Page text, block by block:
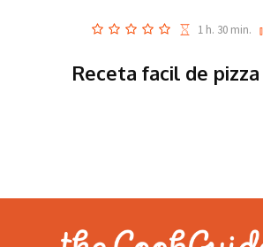
1 h. 30 min.
Receta facil de